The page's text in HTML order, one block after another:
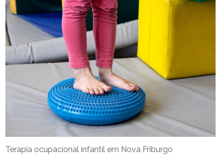
Terapia ocupacional infantil em Nova Friburgo